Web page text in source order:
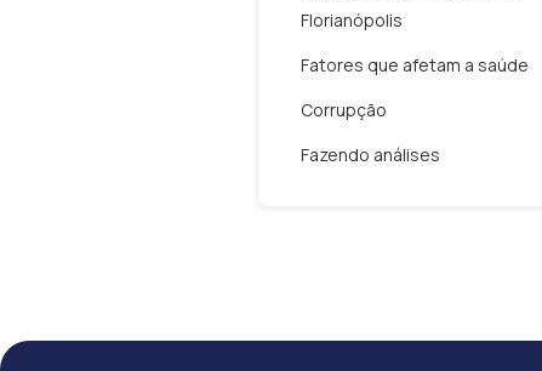
Florianópolis
Fatores que afetam a saúde
Corrupção
Fazendo análises